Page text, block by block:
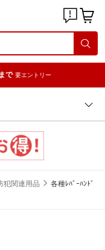
で 要エントリー
犯関連用品
各種ﾚﾊﾞｰﾊﾝﾄﾞ